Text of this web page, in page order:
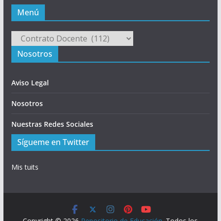
Menú
Menú
Nosotros
Aviso Legal
Nosotros
Nuestras Redes Sociales
Sígueme en Twitter
Mis tuits